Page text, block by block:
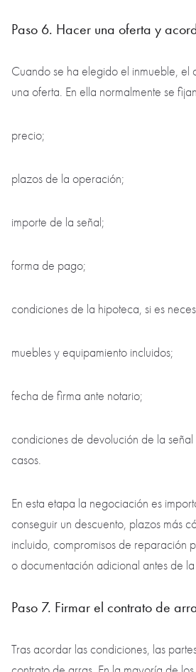
Paso 6. Hacer una oferta y
Cuando se ha elegido el inmueble, el
una oferta. En ella normalmente se
precio;
plazos de la operación;
importe de la señal;
forma de pago;
condiciones de la hipoteca, si es
muebles y equipamiento incluidos;
fecha de firma ante notario;
condiciones de devolución de la
casos.
En esta etapa la negociación es
conseguir un descuento, plazos más
incluido, compromisos de reparación
o documentación adicional antes de
Paso 7. Firmar el contrato de
Tras acordar las condiciones, las